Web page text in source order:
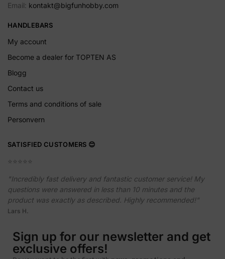
Email: kontakt@bigfunhobby.com
HANDLEBARS
My account
Become a dealer for TOPTEN AS
Blogg
Contact us
Terms and conditions of sale
Personvern
SATISFIED CUSTOMERS 😊
⭐️⭐️⭐️⭐️⭐️
"Incredibly fast delivery and fantastic customer service! My
questions were answered in less than 10 minutes and the
product was exactly as described. Highly recommended!"
Lars H.
Sign up for our newsletter and get
exclusive offers!